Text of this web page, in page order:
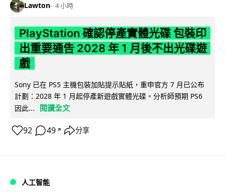
Lawton 4 小時
PlayStation 確認停產實體光碟 包裝印
出重要通告 2028 年 1 月後不出光碟遊
戲
Sony 已在 PS5 主機包裝加貼提示貼紙，重申官方 7 月已公布
計劃：2028 年 1 月起停產新遊戲實體光碟。分析師預期 PS6
因此...
閱讀全文
92 49 ↗ 分享
人工智能